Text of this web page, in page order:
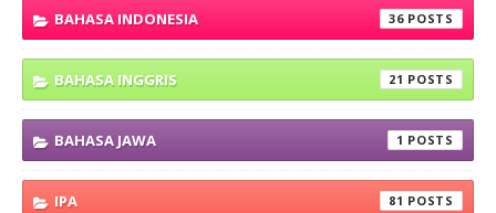
BAHASA INDONESIA 36
BAHASA INGGRIS 21
BAHASA JAWA 1
IPA 81